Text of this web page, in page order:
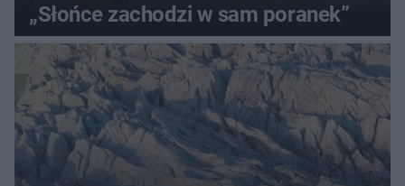
„Słońce zachodzi w sam poranek”